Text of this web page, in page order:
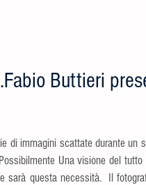
Buttieri
di immagini scattate durante un
Una visione del
sarà questa necessità.  Il